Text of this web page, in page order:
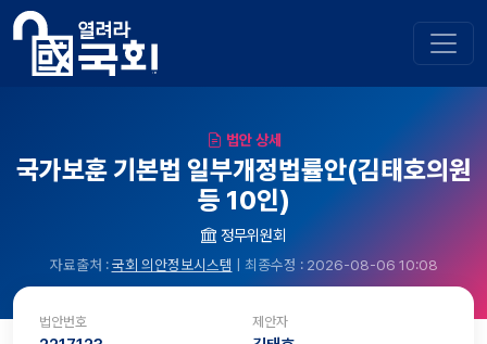
법안 상세
국가보훈 기본법 일부개정법률안(김태호의원
등 10인)
정무위원회
자료출처 :국회 의안정보시스템 | 최종수정 : 2026-08-06 10:08
법안번호 제안자